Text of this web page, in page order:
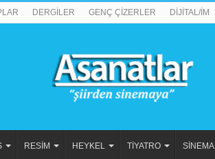
DERGİLER GENÇ ÇİZERLER DİJİTAL/İM
RESİM HEYKEL TİYATRO SİNEMA